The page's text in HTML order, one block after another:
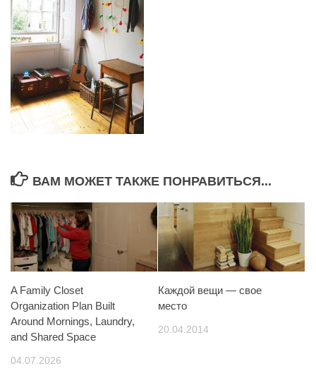
ВАМ МОЖЕТ ТАКЖЕ ПОНРАВИТЬСЯ...
A Family Closet
Organization Plan Built
Around Mornings, Laundry,
and Shared Space
04.07.2026
Каждой вещи — свое
место
20.04.2014